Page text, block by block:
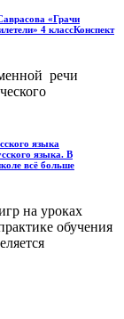
«Грачи
4 классКонспект
речи
языка
языка. В
всё больше
на уроках
обучения